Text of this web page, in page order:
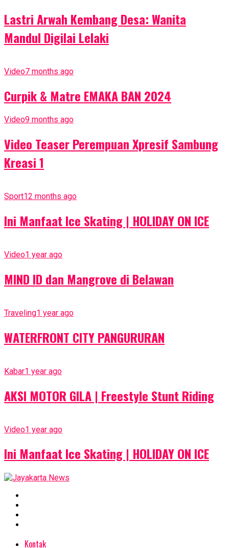
Lastri Arwah Kembang Desa: Wanita
Mandul Digilai Lelaki
Video7 months ago
Curpik & Matre EMAKA BAN 2024
Video9 months ago
Video Teaser Perempuan Xpresif Sambung
Kreasi 1
Sport12 months ago
Ini Manfaat Ice Skating | HOLIDAY ON ICE
Video1 year ago
MIND ID dan Mangrove di Belawan
Traveling1 year ago
WATERFRONT CITY PANGURURAN
Kabar1 year ago
AKSI MOTOR GILA | Freestyle Stunt Riding
Video1 year ago
Ini Manfaat Ice Skating | HOLIDAY ON ICE
Kontak